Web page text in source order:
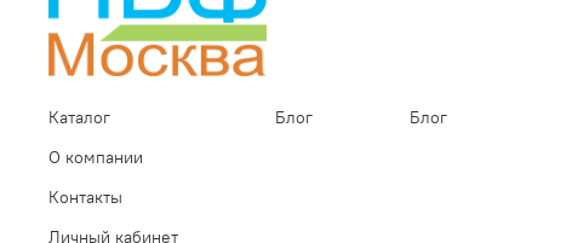
Каталог
О компании
Контакты
Личный кабинет
Блог Блог